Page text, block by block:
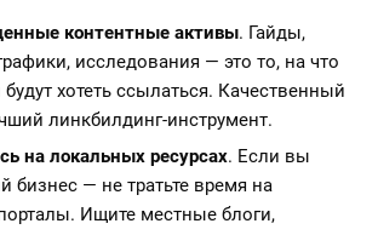
контентные активы. Гайды,
исследования — это то, на что
хотеть ссылаться. Качественный
линкбилдинг-инструмент.
на локальных ресурсах. Если вы
бизнес — не тратьте время на
Ищите местные блоги,